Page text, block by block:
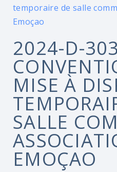
temporaire de salle
Emoçao
2024-D-303
MISE À
SALLE
EMOÇAO